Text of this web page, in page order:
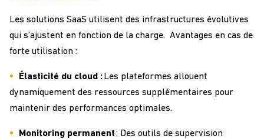
Les solutions SaaS utilisent des infrastructures évolutives
qui s’ajustent en fonction de la charge. Avantages en cas de
forte utilisation :
Élasticité du cloud : Les plateformes allouent
dynamiquement des ressources supplémentaires pour
maintenir des performances optimales.
Monitoring permanent: Des outils de supervision